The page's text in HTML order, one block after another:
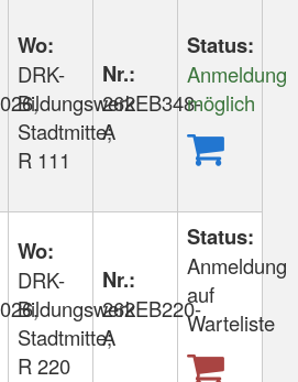
Wo:
DRK-
Bildungswerk
Stadtmitte;
R 111
Nr.:
262EB348-
A
Status:
Anmeldung
möglich
Wo:
DRK-
Bildungswerk
Stadtmitte;
R 220
Nr.:
262EB220-
A
Status:
Anmeldung
auf
Warteliste